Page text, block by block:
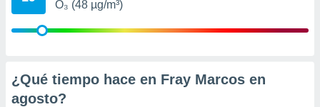
su
en
O₃ (48 µg/m³)
¿Qué tiempo hace en Fray Marcos en
agosto?